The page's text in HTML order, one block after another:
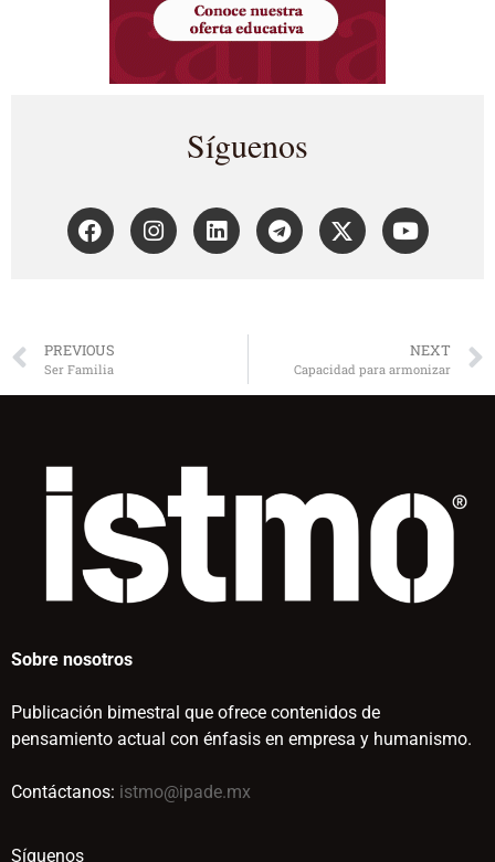
Síguenos
PREVIOUS
Ser Familia
NEXT
Capacidad para armonizar
Sobre nosotros
Publicación bimestral que ofrece contenidos de
pensamiento actual con énfasis en empresa y humanismo.
Contáctanos: istmo@ipade.mx
Síguenos